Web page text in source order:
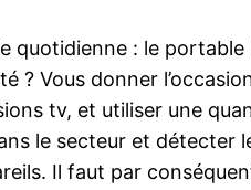
quotidienne : le
? Vous donner
tv, et utiliser une
le secteur et
Il faut par